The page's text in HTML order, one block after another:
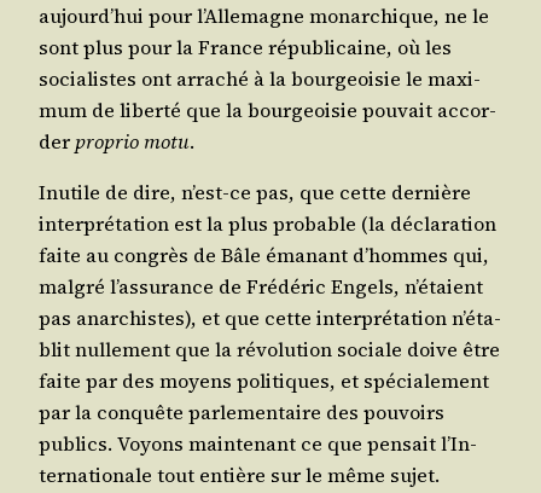
aujourd’­hui pour l’Al­le­magne monar­chique, ne le
sont plus pour la France répu­bli­caine, où les
socia­listes ont arra­ché à la bour­geoi­sie le maxi­
mum de liber­té que la bour­geoi­sie pou­vait accor­
der pro­prio motu.
Inutile de dire, n’est-ce pas, que cette der­nière
inter­pré­ta­tion est la plus pro­bable (la décla­ra­tion
faite au congrès de Bâle éma­nant d’hommes qui,
mal­gré l’as­su­rance de Fré­dé­ric Engels, n’é­taient
pas anar­chistes), et que cette inter­pré­ta­tion n’é­ta­
blit nul­le­ment que la révo­lu­tion sociale doive être
faite par des moyens poli­tiques, et spé­cia­le­ment
par la conquête par­le­men­taire des pou­voirs
publics. Voyons main­te­nant ce que pen­sait l’In­
ter­na­tio­nale tout entière sur le même sujet.